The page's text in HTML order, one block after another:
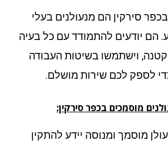
הם מנעולנים בעלי
יודעים להתמודד עם כל בעיה
וישתמשו בשיטות העבודה
לכם שירות מושלם.
בכפר סירקין:
ומנוסה יידע להתקין